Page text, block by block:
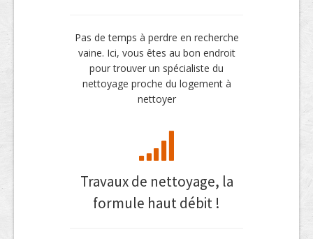
Pas de temps à perdre en recherche
vaine. Ici, vous êtes au bon endroit
pour trouver un spécialiste du
nettoyage proche du logement à
nettoyer
Travaux de nettoyage, la
formule haut débit !